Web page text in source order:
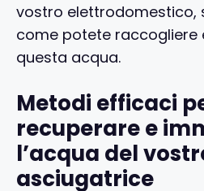
vostro elettrodomestico,
come potete
questa acqua.
Metodi efficaci
recuperare e
l’acqua del
asciugatrice